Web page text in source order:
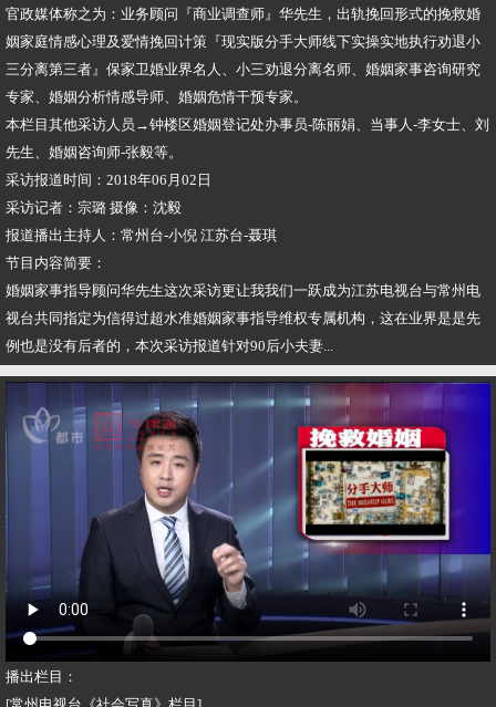
官政媒体称之为：业务顾问『商业调查师』华先生，出轨挽回形式的挽救婚
姻家庭情感心理及爱情挽回计策『现实版分手大师线下实操实地执行劝退小
三分离第三者』保家卫婚业界名人、小三劝退分离名师、婚姻家事咨询研究
专家、婚姻分析情感导师、婚姻危情干预专家。
本栏目其他采访人员→钟楼区婚姻登记处办事员-陈丽娟、当事人-李女士、刘
先生、婚姻咨询师-张毅等。
采访报道时间：2018年06月02日
采访记者：宗璐 摄像：沈毅
报道播出主持人：常州台-小倪 江苏台-聂琪
节目内容简要：
婚姻家事指导顾问华先生这次采访更让我我们一跃成为江苏电视台与常州电
视台共同指定为信得过超水准婚姻家事指导维权专属机构，这在业界是是先
例也是没有后者的，本次采访报道针对90后小夫妻...
播出栏目：